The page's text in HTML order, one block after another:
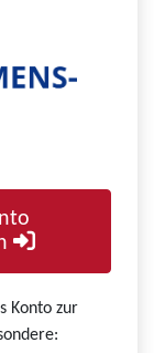
Konto zur